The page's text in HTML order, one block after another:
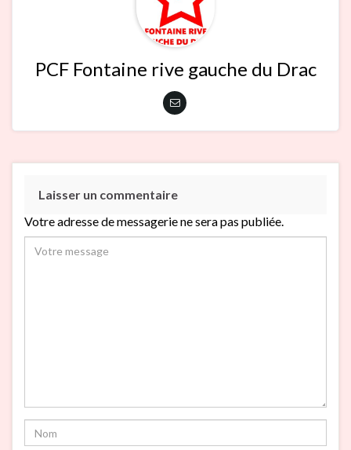
PCF Fontaine rive gauche du Drac
Laisser un commentaire
Votre adresse de messagerie ne sera pas publiée.